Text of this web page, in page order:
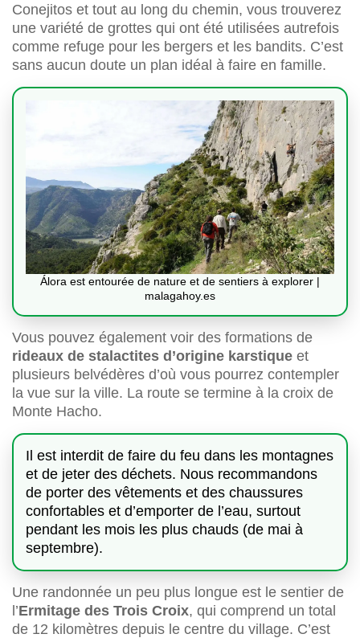
Conejitos et tout au long du chemin, vous trouverez
une variété de grottes qui ont été utilisées autrefois
comme refuge pour les bergers et les bandits. C’est
sans aucun doute un plan idéal à faire en famille.
Álora est entourée de nature et de sentiers à explorer |
malagahoy.es
Vous pouvez également voir des formations de
rideaux de stalactites d’origine karstique et
plusieurs belvédères d’où vous pourrez contempler
la vue sur la ville. La route se termine à la croix de
Monte Hacho.
Il est interdit de faire du feu dans les montagnes
et de jeter des déchets. Nous recommandons
de porter des vêtements et des chaussures
confortables et d’emporter de l’eau, surtout
pendant les mois les plus chauds (de mai à
septembre).
Une randonnée un peu plus longue est le sentier de
l’Ermitage des Trois Croix, qui comprend un total
de 12 kilomètres depuis le centre du village. C’est